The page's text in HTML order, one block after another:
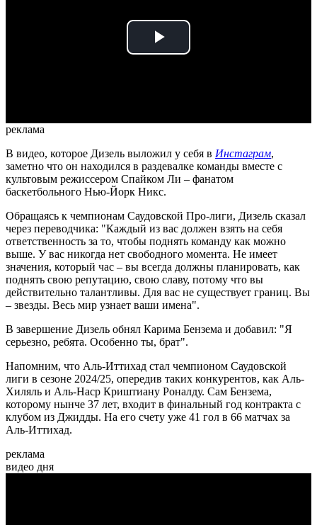
Play
реклама
В видео, которое Дизель выложил у себя в Инстаграм,
заметно что он находился в раздевалке команды вместе с
культовым режиссером Спайком Ли – фанатом
баскетбольного Нью-Йорк Никс.
Обращаясь к чемпионам Саудовской Про-лиги, Дизель сказал
через переводчика: "Каждый из вас должен взять на себя
ответственность за то, чтобы поднять команду как можно
выше. У вас никогда нет свободного момента. Не имеет
значения, который час – вы всегда должны планировать, как
поднять свою репутацию, свою славу, потому что вы
действительно талантливы. Для вас не существует границ. Вы
– звезды. Весь мир узнает ваши имена".
В завершение Дизель обнял Карима Бензема и добавил: "Я
серьезно, ребята. Особенно ты, брат".
Напомним, что Аль-Иттихад стал чемпионом Саудовской
лиги в сезоне 2024/25, опередив таких конкурентов, как Аль-
Хиляль и Аль-Наср Криштиану Роналду. Сам Бензема,
которому нынче 37 лет, входит в финальный год контракта с
клубом из Джидды. На его счету уже 41 гол в 66 матчах за
Аль-Иттихад.
реклама
видео дня